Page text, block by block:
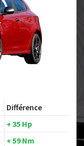
Différence
+ 35 Hp
+ 59 Nm